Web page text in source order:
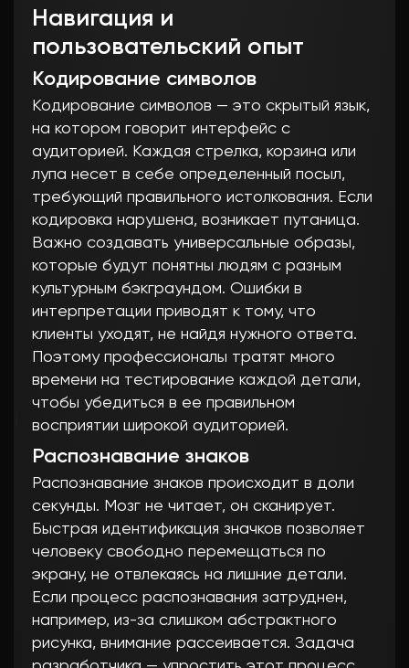
Навигация и
пользовательский опыт
Кодирование символов
Кодирование символов — это скрытый язык,
на котором говорит интерфейс с
аудиторией. Каждая стрелка, корзина или
лупа несет в себе определенный посыл,
требующий правильного истолкования. Если
кодировка нарушена, возникает путаница.
Важно создавать универсальные образы,
которые будут понятны людям с разным
культурным бэкграундом. Ошибки в
интерпретации приводят к тому, что
клиенты уходят, не найдя нужного ответа.
Поэтому профессионалы тратят много
времени на тестирование каждой детали,
чтобы убедиться в ее правильном
восприятии широкой аудиторией.
Распознавание знаков
Распознавание знаков происходит в доли
секунды. Мозг не читает, он сканирует.
Быстрая идентификация значков позволяет
человеку свободно перемещаться по
экрану, не отвлекаясь на лишние детали.
Если процесс распознавания затруднен,
например, из-за слишком абстрактного
рисунка, внимание рассеивается. Задача